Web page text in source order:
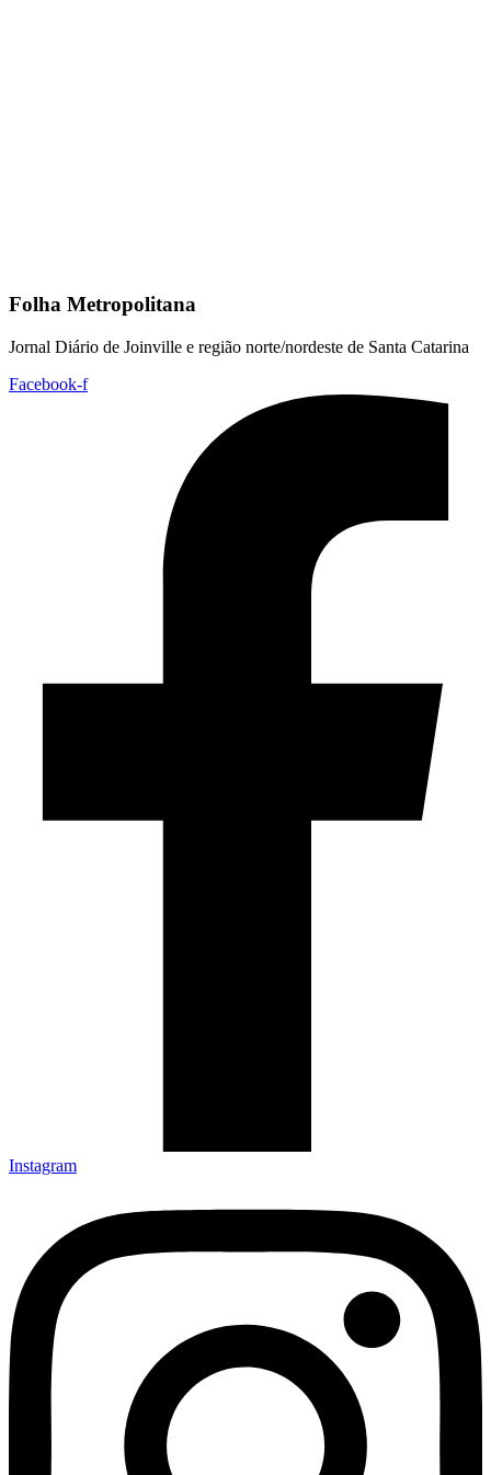
Folha Metropolitana
Jornal Diário de Joinville e região norte/nordeste de Santa Catarina
Facebook-f
Instagram